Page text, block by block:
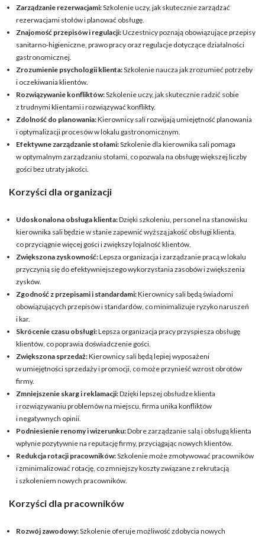
Zarządzanie rezerwacjami:Szkolenie uczy, jak skutecznie zarządzać
rezerwacjami stołów i planować obsługę.
Znajomość przepisów i regulacji:Uczestnicy poznają obowiązujące przepisy
sanitarno-higieniczne, prawo pracy oraz regulacje dotyczące działalności
gastronomicznej.
Zrozumienie psychologii klienta:Szkolenie naucza jak zrozumieć potrzeby
i oczekiwania klientów.
Rozwiązywanie konfliktów:Szkolenie uczy, jak skutecznie radzić sobie
z trudnymi klientami i rozwiązywać konflikty.
Zdolność do planowania:Kierownicy sali rozwijają umiejętność planowania
i optymalizacji procesów w lokalu gastronomicznym.
Efektywne zarządzanie stołami:Szkolenie dla kierownika sali pomaga
w optymalnym zarządzaniu stołami, co pozwala na obsługę większej liczby
gości bez utraty jakości.
Korzyści dla organizacji
Udoskonalona obsługa klienta:Dzięki szkoleniu, personel na stanowisku
kierownika sali będzie w stanie zapewnić wyższą jakość obsługi klienta,
co przyciągnie więcej gości i zwiększy lojalność klientów.
Zwiększona zyskowność:Lepsza organizacja i zarządzanie pracą w lokalu
przyczynią się do efektywniejszego wykorzystania zasobów i zwiększenia
zysków.
Zgodność z przepisami i standardami:Kierownicy sali będą świadomi
obowiązujących przepisów i standardów, co minimalizuje ryzyko naruszeń
i kar.
Skrócenie czasu obsługi:Lepsza organizacja pracy przyspiesza obsługę
klientów, co poprawia doświadczenie gości.
Zwiększona sprzedaż:Kierownicy sali będą lepiej wyposażeni
w umiejętności sprzedaży i promocji, co może przynieść wzrost obrotów
firmy.
Zmniejszenie skarg i reklamacji:Dzięki lepszej obsłudze klienta
i rozwiązywaniu problemów na miejscu, firma unika konfliktów
i negatywnych opinii.
Podniesienie renomy i wizerunku:Dobre zarządzanie salą i obsługą klienta
wpłynie pozytywnie na reputację firmy, przyciągając nowych klientów.
Redukcja rotacji pracowników:Szkolenie może zmotywować pracowników
i zminimalizować rotację, co zmniejszy koszty związane z rekrutacją
i szkoleniem nowych pracowników.
Korzyści dla pracowników
Rozwój zawodowy:Szkolenie oferuje możliwość zdobycia nowych